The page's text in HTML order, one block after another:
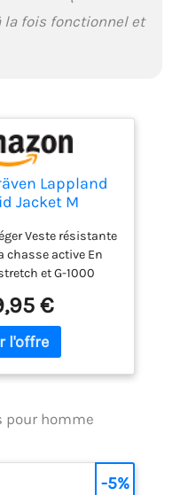
la fois fonctionnel et
Lappland
Jacket M
Dark Olive
(Taille
: XXL)
Veste résistante
chasse active En
et G-1000
Department:
€
pour homme
-5%